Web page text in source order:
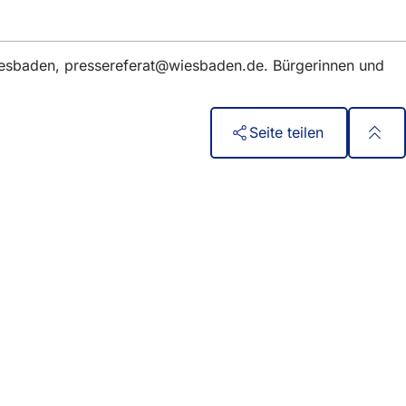
pressereferat wiesbaden de. Bürgerinnen und
Seite teilen